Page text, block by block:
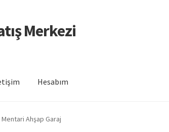
Merkezi
Hesabım
Mentari Ahşap Garaj